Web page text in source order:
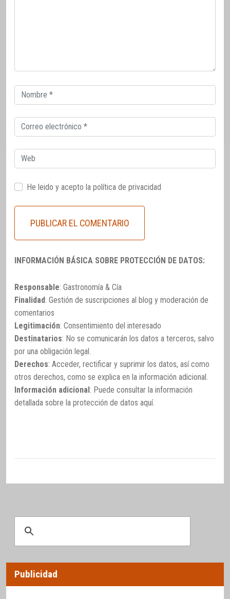
Correo
electrónico
Correo
electrónico
Web
He leido y acepto la política de privacidad
INFORMACIÓN BÁSICA SOBRE PROTECCIÓN DE DATOS:
Responsable: Gastronomía & Cía
Finalidad: Gestión de suscripciones al blog y moderación de
comentarios
Legitimación: Consentimiento del interesado
Destinatarios: No se comunicarán los datos a terceros, salvo
por una obligación legal.
Derechos: Acceder, rectificar y suprimir los datos, así como
otros derechos, como se explica en la información adicional.
Información adicional : Puede consultar la información
detallada sobre la protección de datos aquí.
Publicidad